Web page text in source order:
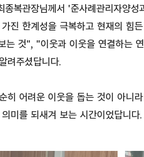
복관장님께서 '준사례관리자양
진 한계성을 극복하고 현재의 힘
는 것", "이웃과 이웃을 연결하는
려주셨답니다.
히 어려운 이웃을 돕는 것이 아니
미를 되새겨 보는 시간이었답니다.